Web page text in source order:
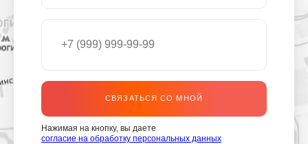
СВЯЗАТЬСЯ СО МНОЙ
Нажимая на кнопку, вы даете
согласие на обработку персональных данных